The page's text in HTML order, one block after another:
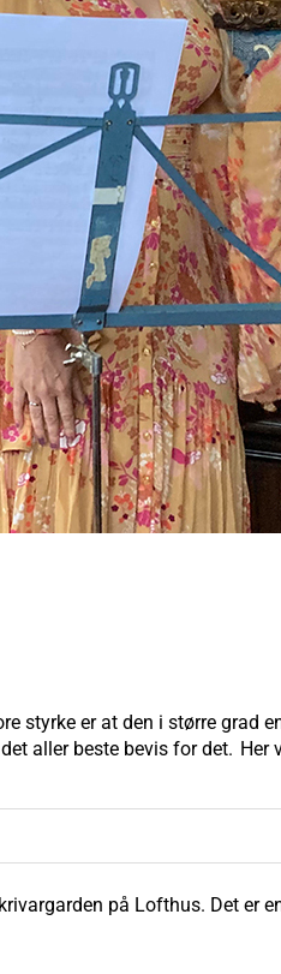
styrke er at den i større grad
aller beste bevis for det. Her
på Lofthus. Det er